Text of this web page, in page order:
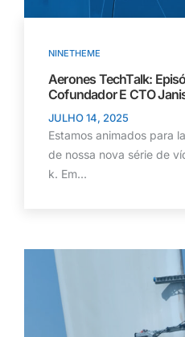
NINETHEME
Aerones TechTalk:
Cofundador E CTO
JULHO 14, 2025
Estamos animados para
de nossa nova série de
k. Em...